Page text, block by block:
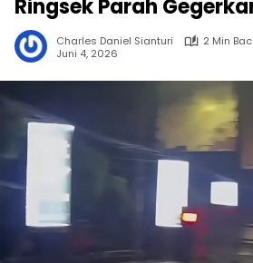
Ringsek Parah
Charles Daniel Sianturi
2 Min
Juni 4, 2026